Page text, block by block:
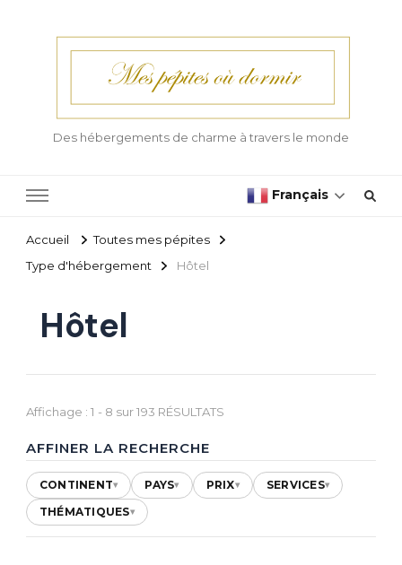
Des hébergements de charme à travers le monde
Français
Accueil
Toutes mes pépites
Type d'hébergement
Hôtel
Hôtel
Affichage : 1 - 8 sur 193 RÉSULTATS
AFFINER LA RECHERCHE
CONTINENT▾ PAYS▾ PRIX▾ SERVICES▾
THÉMATIQUES▾